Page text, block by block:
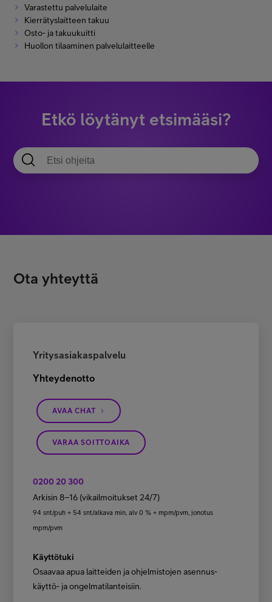
Varastettu palvelulaite
Kierrätyslaitteen takuu
Osto- ja takuukuitti
Huollon tilaaminen palvelulaitteelle
Etkö löytänyt etsimääsi?
Ota yhteyttä
Yritysasiakaspalvelu
Yhteydenotto
AVAA CHAT
VARAA SOITTOAIKA
0200 20 300
Arkisin 8–16 (vikailmoitukset 24/7)
94 snt/puh + 54 snt/alkava min, alv 0 % + mpm/pvm, jonotus
mpm/pvm
Käyttötuki
Osaavaa apua laitteiden ja ohjelmistojen asennus-
käyttö- ja ongelmatilanteisiin.